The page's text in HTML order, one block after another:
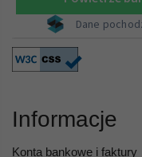
Informacje
Konta bankowe i faktury